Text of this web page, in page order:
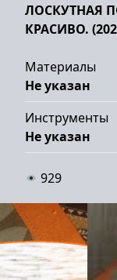
ЛОСКУТНАЯ
КРАСИВО.
Материалы
Не указан
Инструменты
Не указан
929